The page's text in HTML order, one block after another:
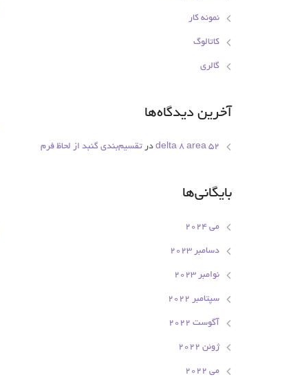
نمونه کار
کاتالوگ
گالری
آخرین دیدگاه‌ها
delta 8 area 52 در تقسیم‌بندی گنبد از لحاظ فرم
بایگانی‌ها
می 2024
دسامبر 2023
نوامبر 2023
سپتامبر 2022
آگوست 2022
ژوئن 2022
می 2022